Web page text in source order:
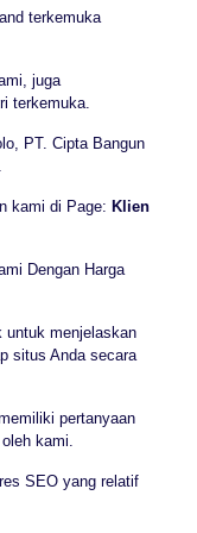
terkemuka
juga
terkemuka.
PT. Cipta Bangun
kami di Page: Klien
Dengan Harga
untuk menjelaskan
situs Anda secara
pertanyaan
kami.
SEO yang relatif